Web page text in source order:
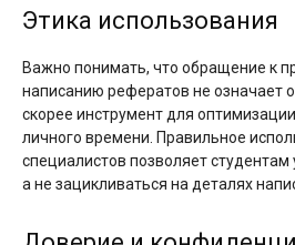
Этика использования
Важно понимать, что обращение к
написанию рефератов не означает
скорее инструмент для
личного времени. Правильное
специалистов позволяет студентам
а не зацикливаться на деталях